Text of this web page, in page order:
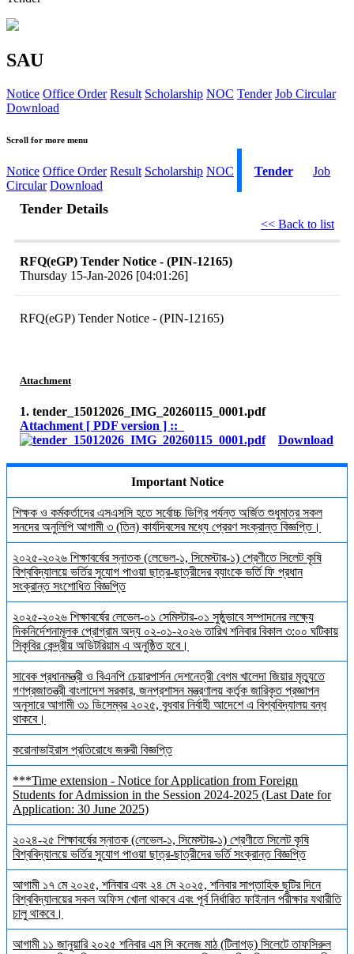
SAU
Notice Office Order Result Scholarship NOC Tender Job Circular
Download
Scroll for more menu
Notice Office Order Result Scholarship NOC Tender
Job
Circular Download
Tender Details
<< Back to list
RFQ(eGP) Tender Notice - (PIN-12165)
Thursday 15-Jan-2026 [04:01:26]
RFQ(eGP) Tender Notice - (PIN-12165)
Attachment
1. tender_15012026_IMG_20260115_0001.pdf
Attachment [ PDF version ] ::
Download
Important Notice
শিক্ষক ও কর্মকর্তাদের এসএসসি হতে সর্বোচ্চ ডিগ্রি পর্যন্ত অর্জিত শুধুমাত্র সকল
সনদের অনুলিপি আগামী ৩ (তিন) কার্যদিবসের মধ্যে প্রেরণ সংক্রান্ত বিজ্ঞপ্তি।
২০২৫-২০২৬ শিক্ষাবর্ষের স্নাতক (লেভেল-১, সিমেস্টার-১) শ্রেণীতে সিলেট কৃষি
বিশ্ববিদ্যালয়ে ভর্তির সুযোগ পাওয়া ছাত্র-ছাত্রীদের ব্যাংকে ভর্তি ফি প্রধান
সংক্রান্ত সংশোধিত বিজ্ঞপ্তি
২০২৫-২০২৬ শিক্ষাবর্ষের লেভেল-০১ সেমিস্টার-০১ সুষ্ঠুভাবে সম্পাদনের লক্ষ্যে
দিকনির্দেশনামূলক প্রোগ্রাম অদ্য ০২-০১-২০২৬ তারিখ শনিবার বিকাল ৩:০০ ঘটিকায়
সিকৃবির কেন্দ্রীয় অডিটরিয়াম এ অনুষ্ঠিত হবে।
সাবেক প্রধানমন্ত্রী ও বিএনপি চেয়ারপার্সন দেশনেত্রী বেগম খালেদা জিয়ার মৃত্যুতে
গণপ্রজাতন্ত্রী বাংলাদেশ সরকার, জনপ্রশাসন মন্ত্রণালয় কর্তৃক জারিকৃত প্রজ্ঞাপন
অনুসারে আগামী ৩১ ডিসেম্বর ২০২৫, বুধবার নির্বাহী আদেশে এ বিশ্ববিদ্যালয় বন্ধ
থাকবে।
করোনাভাইরাস প্রতিরোধে জরুরী বিজ্ঞপ্তি
***Time extension - Notice for Application from Foreign
Students for Admission in the Session 2024-2025 (Last Date for
Application: 30 June 2025)
২০২৪-২৫ শিক্ষাবর্ষের স্নাতক (লেভেল-১, সিমেস্টার-১) শ্রেণীতে সিলেট কৃষি
বিশ্ববিদ্যালয়ে ভর্তির সুযোগ পাওয়া ছাত্র-ছাত্রীদের ভর্তি সংক্রান্ত বিজ্ঞপ্তি
আগামী ১৭ মে ২০২৫, শনিবার এবং ২৪ মে ২০২৫, শনিবার সাপ্তাহিক ছুটির দিনে
বিশ্ববিদ্যালয়ের সকল অফিস খোলা থাকবে এবং পূর্ব নির্ধারিত ফাইনাল পরীক্ষার যথারীতি
চালু থাকবে।
আগামী ১১ জানুয়ারি ২০২৫ শনিবার এম সি কলেজ মাঠ (টিলাগড়) সিলেটে তাফসিরুল